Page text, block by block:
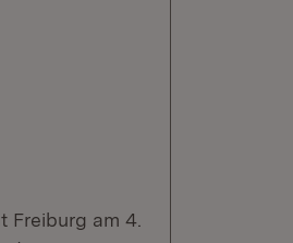
Freiburg am 4.